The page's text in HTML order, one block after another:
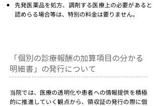
先発医薬品を処方、調剤する医療上の必要があると
認めらる場合等は、特別の料金は要りません。
​「個別の診療報酬の加算項目の分かる
明細書」の発行について
当院では、医療の透明化や患者への情報提供を積極
的に推進していく観点から、領収証の発行の際に個